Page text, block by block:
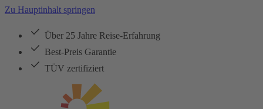
Zu Hauptinhalt springen
Über 25 Jahre Reise-Erfahrung
Best-Preis Garantie
TÜV zertifiziert